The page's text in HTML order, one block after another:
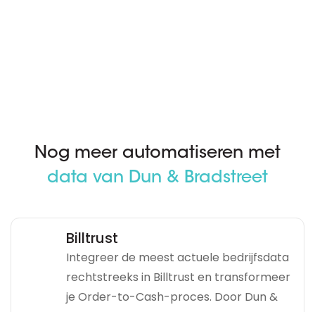
Nog meer automatiseren met
data van Dun & Bradstreet
Billtrust
Integreer de meest actuele bedrijfsdata
rechtstreeks in Billtrust en transformeer
je Order-to-Cash-proces. Door Dun &